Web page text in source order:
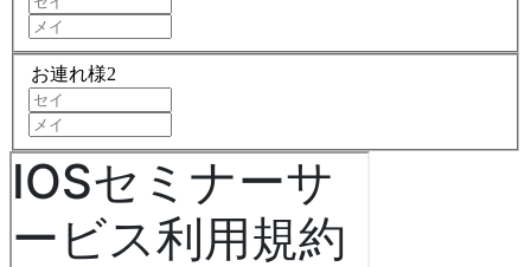
お連れ様2